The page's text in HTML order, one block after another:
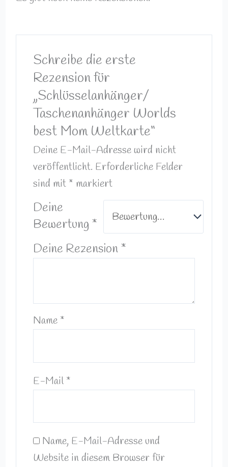
Schreibe die erste
Rezension für
„Schlüsselanhänger/
Taschenanhänger Worlds
best Mom Weltkarte“
Deine E-Mail-Adresse wird nicht
veröffentlicht. Erforderliche Felder
sind mit * markiert
Deine
Bewertung *
Deine Rezension*
Name *
E-Mail *
Name, E-Mail-Adresse und
Website in diesem Browser für